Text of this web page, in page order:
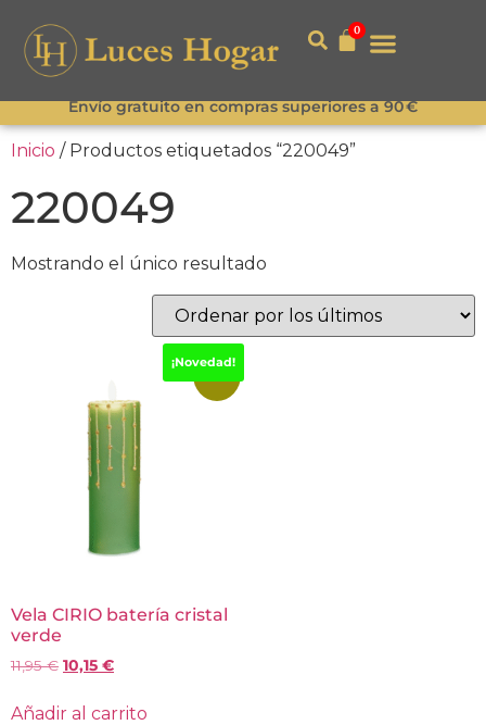
0
Envío gratuito en compras superiores a 90 €
Inicio / Productos etiquetados “220049”
220049
Mostrando el único resultado
¡Novedad!
Vela CIRIO batería cristal
verde
11,95€ 10,15 €
Añadir al carrito